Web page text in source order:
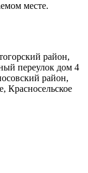
месте.
район,
переулок дом 4
район,
Красносельское